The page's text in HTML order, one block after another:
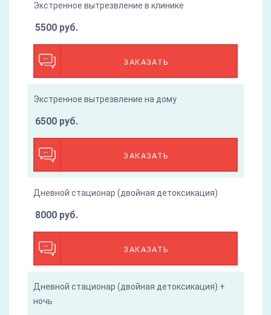
Экстренное вытрезвление в клинике
ЗАКАЗАТЬ
5500 руб.
Экстренное вытрезвление на дому
ЗАКАЗАТЬ
6500 руб.
Дневной стационар (двойная детоксикация)
ЗАКАЗАТЬ
8000 руб.
Дневной стационар (двойная детоксикация) +
ночь